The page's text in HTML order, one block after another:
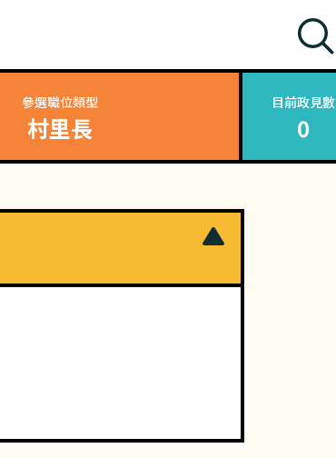
參選職位類型
村里長
目前政見數
0